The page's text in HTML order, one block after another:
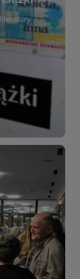
dla
dzielić się
się
tytułach z
spotkanie to
wymiany
i inne formy
okazja
wszystkich